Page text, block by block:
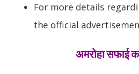
For more details
the official
अमरोहा सफाई